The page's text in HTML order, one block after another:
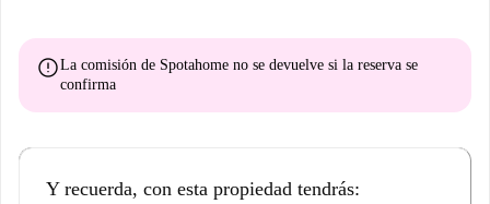
errorLa comisión de Spotahome no se devuelve si la reserva se
confirma
Y recuerda, con esta propiedad tendrás: